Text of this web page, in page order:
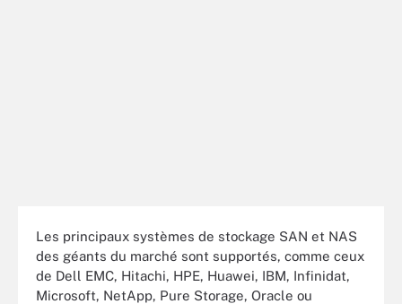
Les principaux systèmes de stockage SAN et NAS
des géants du marché sont supportés, comme ceux
de Dell EMC, Hitachi, HPE, Huawei, IBM, Infinidat,
Microsoft, NetApp, Pure Storage, Oracle ou